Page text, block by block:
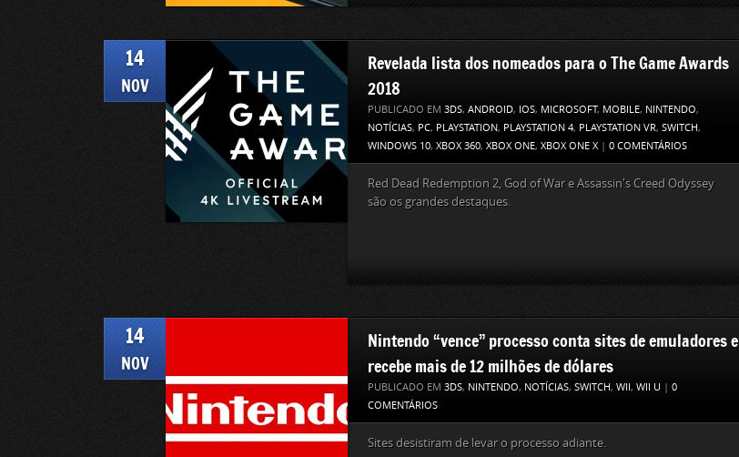
14
NOV
Revelada lista dos nomeados para o The Game Awards
2018
PUBLICADO EM 3DS, ANDROID, IOS, MICROSOFT, MOBILE, NINTENDO,
NOTÍCIAS, PC, PLAYSTATION, PLAYSTATION 4, PLAYSTATION VR, SWITCH,
WINDOWS 10, XBOX 360, XBOX ONE, XBOX ONE X | 0 COMENTÁRIOS
Red Dead Redemption 2, God of War e Assassin's Creed Odyssey
são os grandes destaques.
14
NOV
Nintendo “vence” processo conta sites de emuladores e
recebe mais de 12 milhões de dólares
PUBLICADO EM 3DS, NINTENDO, NOTÍCIAS, SWITCH, WII, WII U | 0
COMENTÁRIOS
Sites desistiram de levar o processo adiante.